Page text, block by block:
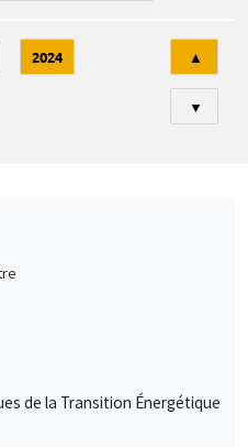
2024 ▲
▼
de la Transition Énergétique